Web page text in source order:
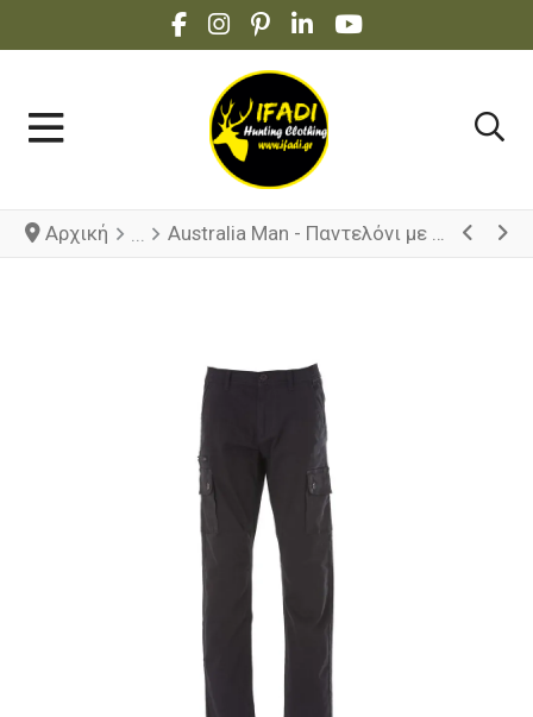
FACEBOOK SOCIAL LINK
INSTAGRAM SOCIAL LINK
PINTEREST SOCIAL LINK
LINKEDIN SOCIAL LINK
YOUTUBE SOCIAL
Αρχική Australia Man - Παντελόνι με πολλές τσέπες